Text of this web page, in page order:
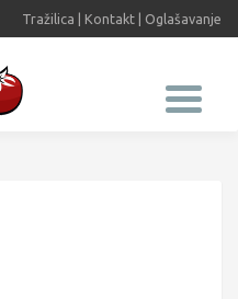
Tražilica Kontakt Oglašavanje